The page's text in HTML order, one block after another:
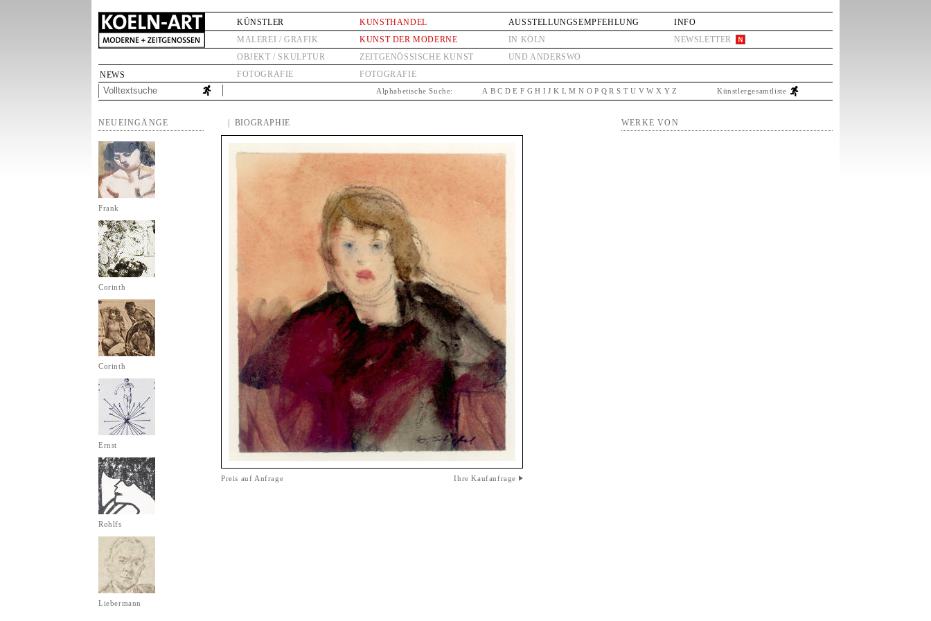
NEWS
KÜNSTLER
MALEREI / GRAFIK
OBJEKT / SKULPTUR
FOTOGRAFIE
KUNSTHANDEL
KUNST DER MODERNE
ZEITGENÖSSISCHE KUNST
FOTOGRAFIE
AUSSTELLUNGSEMPFEHLUNG
IN KÖLN
UND ANDERSWO
INFO
NEWSLETTER
Alphabetische Suche: A B C D E F G H I J K L M N O P Q R S T U V W X Y Z Künstlergesamtliste
NEUEINGÄNGE
Frank
Corinth
Corinth
Ernst
Rohlfs
Liebermann
| BIOGRAPHIE
Preis auf Anfrage Ihre Kaufanfrage
WERKE VON